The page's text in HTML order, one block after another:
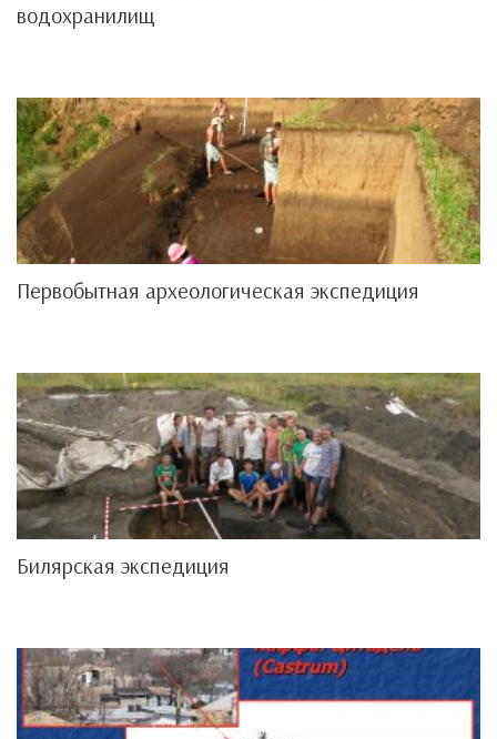
водохранилищ
Первобытная археологическая экспедиция
Билярская экспедиция